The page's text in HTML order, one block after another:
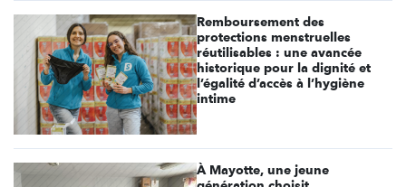
Remboursement des
protections menstruelles
réutilisables : une avancée
historique pour la dignité et
l’égalité d’accès à l’hygiène
intime
À Mayotte, une jeune